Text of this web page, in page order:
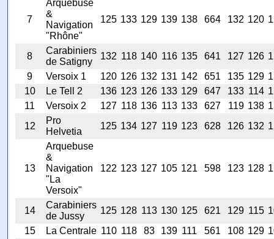
7
Arquebuse
&
Navigation
"Rhône"
125 133 129 139 138 664 132 120
8
Carabiniers
de Satigny
132 118 140 116 135 641 127 126
9
Versoix 1 120 126 132 131 142 651 135 129
10
Le Tell 2 136 123 126 133 129 647 133 114
11
Versoix 2 127 118 136 113 133 627 119 138
12
Pro
Helvetia
125 134 127 119 123 628 126 132
13
Arquebuse
&
Navigation
"La
Versoix"
122 123 127 105 121 598 123 128
14
Carabiniers
de Jussy
125 128 113 130 125 621 129 115
15
La Centrale 110 118 83 139 111 561 108 129